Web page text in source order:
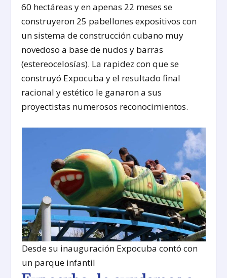
60 hectáreas y en apenas 22 meses se
construyeron 25 pabellones expositivos con
un sistema de construcción cubano muy
novedoso a base de nudos y barras
(estereocelosías). La rapidez con que se
construyó Expocuba y el resultado final
racional y estético le ganaron a sus
proyectistas numerosos reconocimientos.
Desde su inauguración Expocuba contó con
un parque infantil